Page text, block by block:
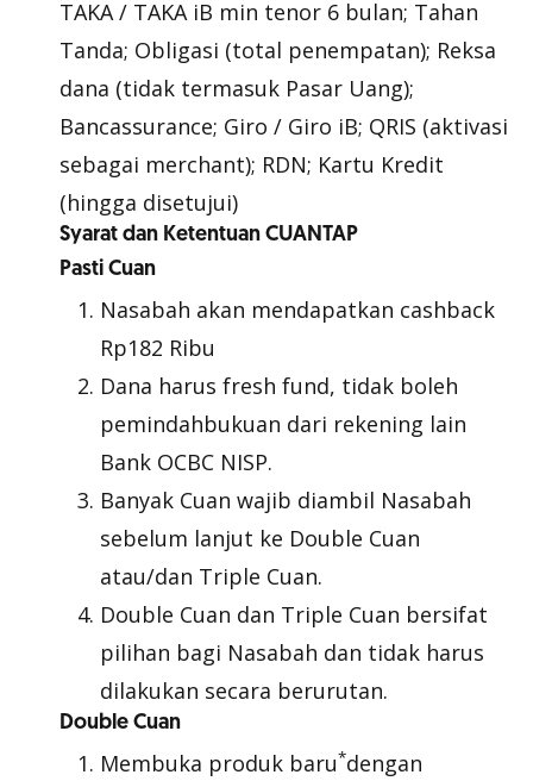
TAKA / TAKA iB min tenor 6 bulan; Tahan
Tanda; Obligasi (total penempatan); Reksa
dana (tidak termasuk Pasar Uang);
Bancassurance; Giro / Giro iB; QRIS (aktivasi
sebagai merchant); RDN; Kartu Kredit
(hingga disetujui)
Syarat dan Ketentuan CUANTAP
Pasti Cuan
Nasabah akan mendapatkan cashback
Rp182 Ribu
Dana harus fresh fund, tidak boleh
pemindahbukuan dari rekening lain
Bank OCBC NISP.
Banyak Cuan wajib diambil Nasabah
sebelum lanjut ke Double Cuan
atau/dan Triple Cuan.
Double Cuan dan Triple Cuan bersifat
pilihan bagi Nasabah dan tidak harus
dilakukan secara berurutan.
Double Cuan
Membuka produk baru*dengan